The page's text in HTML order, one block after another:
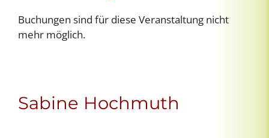
Buchungen sind für diese Veranstaltung nicht
mehr möglich.
Sabine Hochmuth